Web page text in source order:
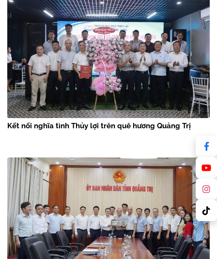
Kết nối nghĩa tình Thủy lợi trên quê hương Quảng Trị